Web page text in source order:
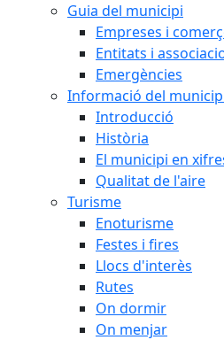
Guia del municipi
Empreses i
Entitats i
Emergències
Informació del
Introducció
Història
El municipi en
Qualitat de l'aire
Turisme
Enoturisme
Festes i fires
Llocs d'interès
Rutes
On dormir
On menjar